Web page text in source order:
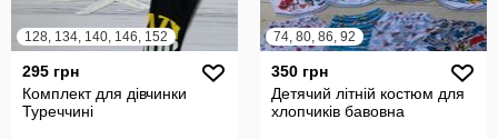
128, 134, 140, 146, 152
295 грн
Комплект для дівчинки
Туреччині
74, 80, 86, 92
350 грн
Детячий літній костюм для
хлопчиків бавовна